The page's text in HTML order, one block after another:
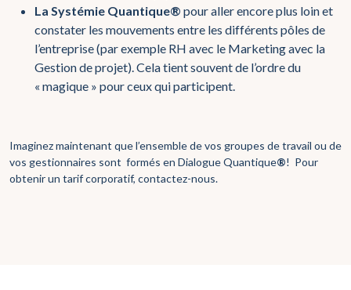
La Systémie Quantique® pour aller encore plus loin et
constater les mouvements entre les différents pôles de
l’entreprise (par exemple RH avec le Marketing avec la
Gestion de projet). Cela tient souvent de l’ordre du
« magique » pour ceux qui participent.
Imaginez maintenant que l’ensemble de vos groupes de travail ou de
vos gestionnaires sont formés en Dialogue Quantique®! Pour
obtenir un tarif corporatif, contactez-nous.